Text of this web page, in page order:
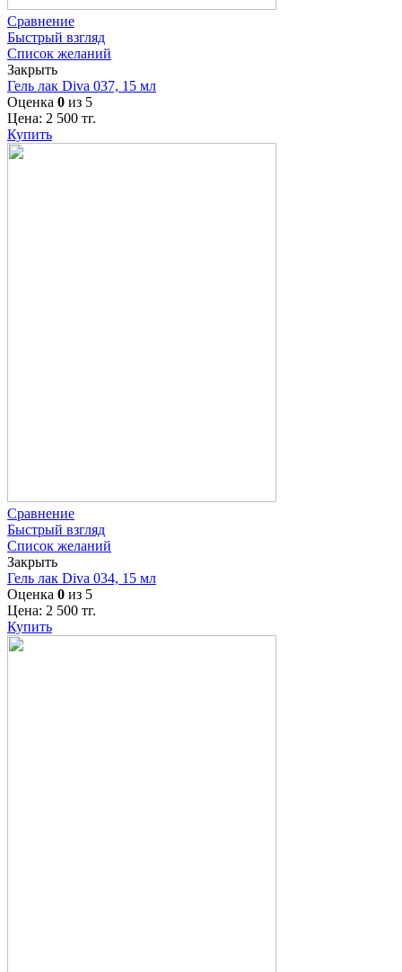
Сравнение
Быстрый взгляд
Список желаний
Закрыть
Гель лак Diva 037, 15 мл
Оценка 0 из 5
Цена: 2 500 тг.
Купить
Сравнение
Быстрый взгляд
Список желаний
Закрыть
Гель лак Diva 034, 15 мл
Оценка 0 из 5
Цена: 2 500 тг.
Купить